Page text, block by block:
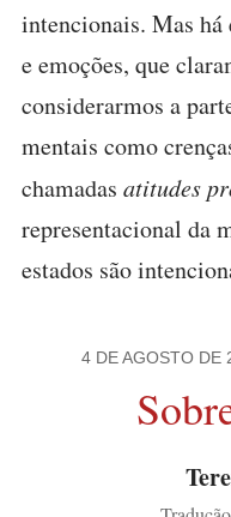
intencionais. Mas há
e emoções, que
considerarmos a
mentais como
chamadas atitudes
representacional da
estados são
4 DE AGOSTO DE